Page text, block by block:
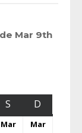
Mar 9th
S D
Mar
Mar